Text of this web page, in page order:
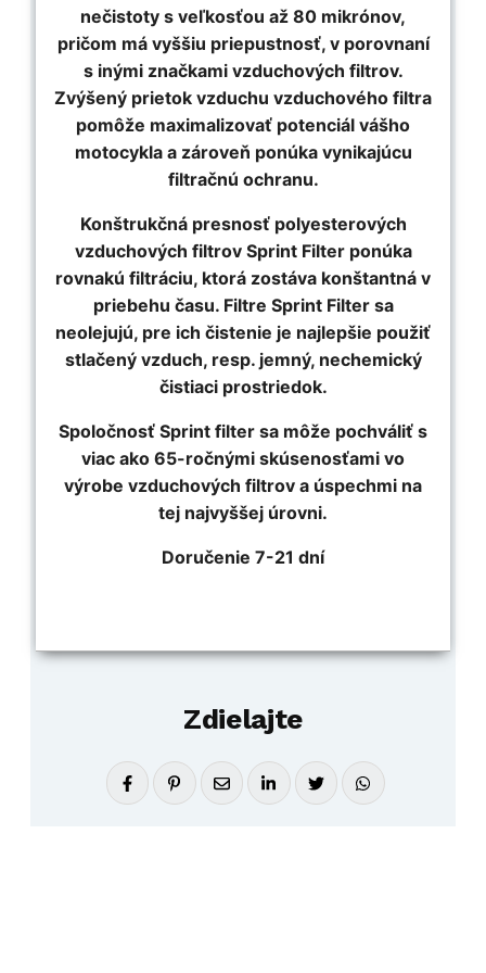
nečistoty s veľkosťou až 80 mikrónov,
pričom má vyššiu priepustnosť, v porovnaní
s inými značkami vzduchových filtrov.
Zvýšený prietok vzduchu vzduchového filtra
pomôže maximalizovať potenciál vášho
motocykla a zároveň ponúka vynikajúcu
filtračnú ochranu.
Konštrukčná presnosť polyesterových
vzduchových filtrov Sprint Filter ponúka
rovnakú filtráciu, ktorá zostáva konštantná v
priebehu času. Filtre Sprint Filter sa
neolejujú, pre ich čistenie je najlepšie použiť
stlačený vzduch, resp. jemný, nechemický
čistiaci prostriedok.
Spoločnosť Sprint filter sa môže pochváliť s
viac ako 65-ročnými skúsenosťami vo
výrobe vzduchových filtrov a úspechmi na
tej najvyššej úrovni.
Doručenie 7-21 dní
Zdielajte